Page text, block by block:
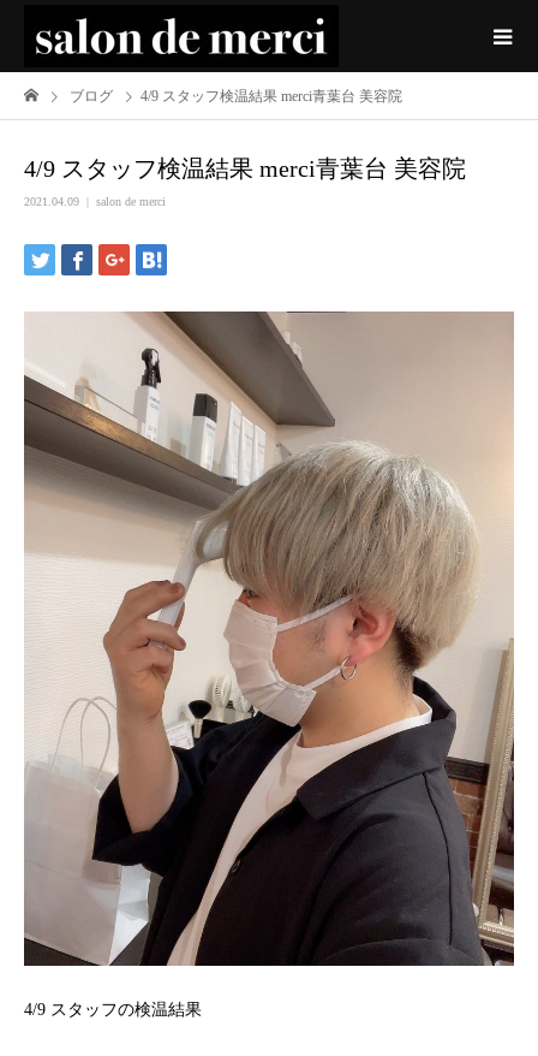
ブログ 4/9 スタッフ検温結果 merci青葉台 美容院
4/9 スタッフ検温結果 merci青葉台 美容院
2021.04.09 salon de merci
4/9 スタッフの検温結果